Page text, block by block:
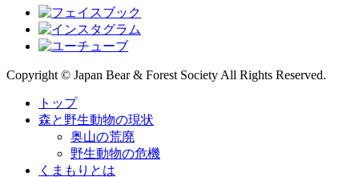
Copyright © Japan Bear & Forest Society All Rights Reserved.
トップ
森と野生動物の現状
奥山の荒廃
野生動物の危機
くまもりとは